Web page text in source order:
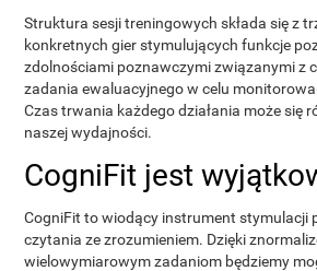
Struktura sesji treningowych składa się z
konkretnych gier stymulujących funkcje
zdolnościami poznawczymi związanymi z
zadania ewaluacyjnego w celu
Czas trwania każdego działania może się
naszej wydajności.
CogniFit jest
CogniFit to wiodący instrument stymulacji
czytania ze zrozumieniem. Dzięki
wielowymiarowym zadaniom będziemy